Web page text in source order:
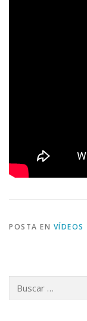
POSTA EN VÍDEOS